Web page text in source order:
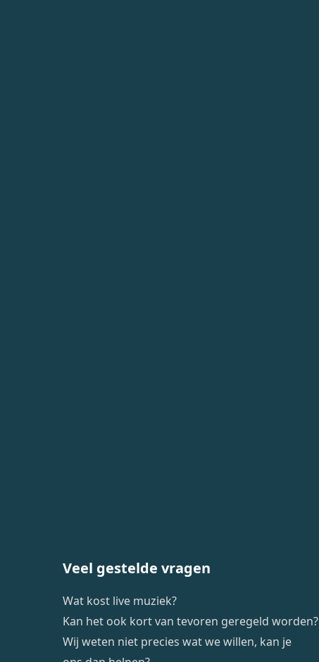
Veel gestelde vragen
Wat kost live muziek?
Kan het ook kort van tevoren geregeld worden?
Wij weten niet precies wat we willen, kan je